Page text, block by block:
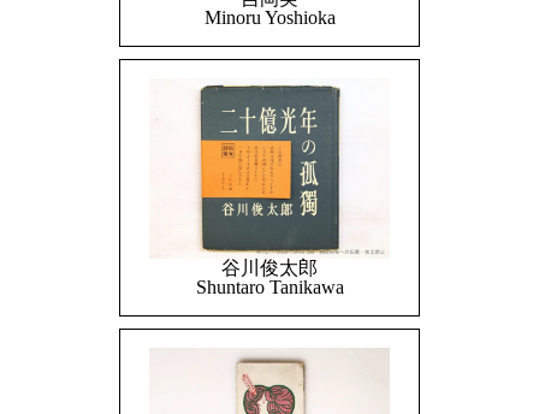
Minoru Yoshioka
谷川俊太郎
Shuntaro Tanikawa